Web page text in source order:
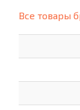
Все товары